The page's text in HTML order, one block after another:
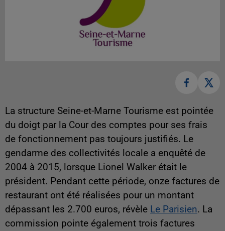
La structure Seine-et-Marne Tourisme est pointée
du doigt par la Cour des comptes pour ses frais
de fonctionnement pas toujours justifiés. Le
gendarme des collectivités locale a enquêté de
2004 à 2015, lorsque Lionel Walker était le
président. Pendant cette période, onze factures de
restaurant ont été réalisées pour un montant
dépassant les 2.700 euros, révèle Le Parisien. La
commission pointe également trois factures